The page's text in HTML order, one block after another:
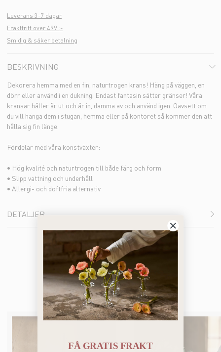
Leverans 3-7 dagar
Fraktfritt över 499 :-
Smidig & säker betalning
BESKRIVNING
Dekorera hemma med en fin, naturtrogen krans! Häng på väggen, en
dörr eller använd i en dukning. Endast fantasin sätter gränser! Våra
kransar håller år ut och år in, damma av och använd igen. Oavsett om
du vill hänga dem i stugan, hemma eller på kontoret så kommer den att
hålla sig fin länge.
Fördelar med våra konstväxter:
• Hög kvalité och naturtrogen till både färg och form
• Slipp vattning och underhåll
• Allergi- och doftfria alternativ
DETALJER
Bästsäljare
FÅ GRATIS FRAKT